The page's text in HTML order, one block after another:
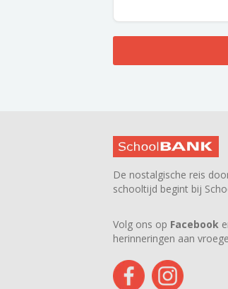
De nostalgische reis
schooltijd begint bij
Volg ons op Facebook
herinneringen aan